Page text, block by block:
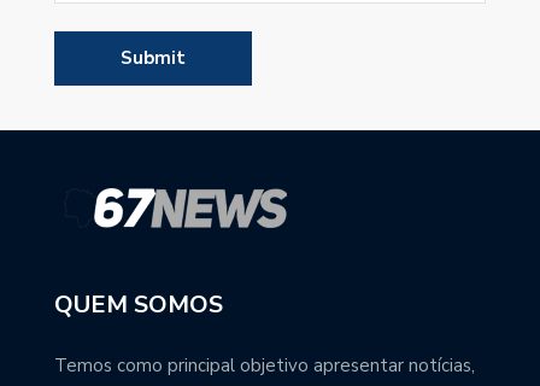
QUEM SOMOS
Temos como principal objetivo apresentar notícias,